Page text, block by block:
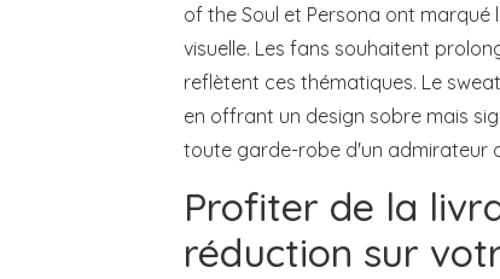
of the Soul et Persona ont
visuelle. Les fans souhaitent
reflètent ces thématiques. Le
en offrant un design sobre mais
toute garde-robe d'un admirateur
Profiter de la
réduction sur